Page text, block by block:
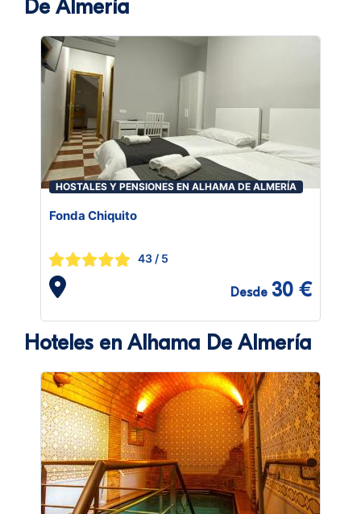
De Almería
HOSTALES Y PENSIONES EN ALHAMA DE ALMERÍA
Fonda Chiquito
43 / 5
Desde 30 €
Hoteles en Alhama De Almería